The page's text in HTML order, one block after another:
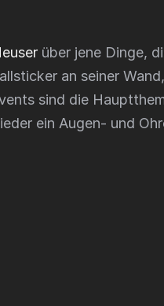
über jene Dinge,
an seiner
sind die
ein Augen- und